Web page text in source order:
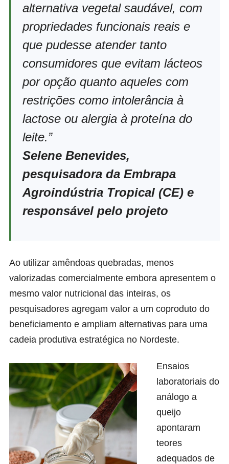
alternativa vegetal saudável, com
propriedades funcionais reais e
que pudesse atender tanto
consumidores que evitam lácteos
por opção quanto aqueles com
restrições como intolerância à
lactose ou alergia à proteína do
leite.”
Selene Benevides,
pesquisadora da Embrapa
Agroindústria Tropical (CE) e
responsável pelo projeto
Ao utilizar amêndoas quebradas, menos
valorizadas comercialmente embora apresentem o
mesmo valor nutricional das inteiras, os
pesquisadores agregam valor a um coproduto do
beneficiamento e ampliam alternativas para uma
cadeia produtiva estratégica no Nordeste.
Ensaios
laboratoriais do
análogo a
queijo
apontaram
teores
adequados de